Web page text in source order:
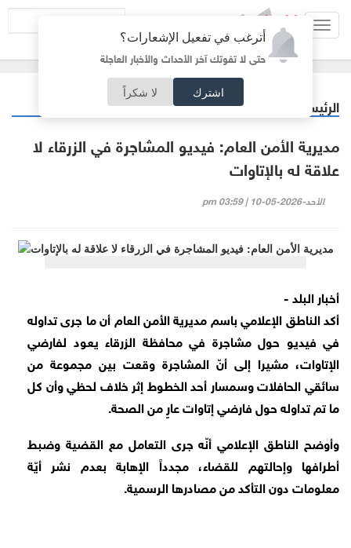
أترغب في تفعيل الإشعارات؟
حتى لا تفوتك آخر الأحداث والأخبار العاجلة
اشترك لا شكراً
الرئيسية
مديرية الأمن العام: فيديو المشاجرة في الزرقاء لا
علاقة له بالإتاوات
الأحد-2026-05-10 | 03:59 pm
أخبار البلد -
أكد الناطق الإعلامي باسم مديرية الأمن العام أن ما جرى تداوله
في فيديو حول مشاجرة في محافظة الزرقاء يعود لفارضي
الإتاوات، مشيرا إلى أنّ المشاجرة وقعت بين مجموعة من
سائقي الحافلات وسمسار أحد الخطوط إثر خلاف لحظي وأن كل
ما تم تداوله حول فارضي إتاوات عارٍ من الصحة.
وأوضح الناطق الإعلامي أنّه جرى التعامل مع القضية وضبط
أطرافها وإحالتهم للقضاء، مجدداً الإهابة بعدم نشر أيّة
معلومات دون التأكد من مصادرها الرسمية.